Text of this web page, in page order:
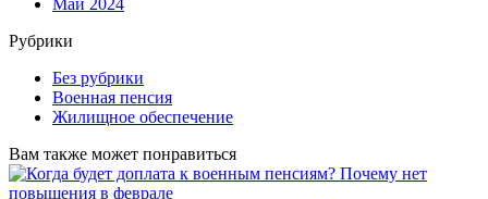
Рубрики
Без рубрики
Военная пенсия
Жилищное обеспечение
Вам также может понравиться